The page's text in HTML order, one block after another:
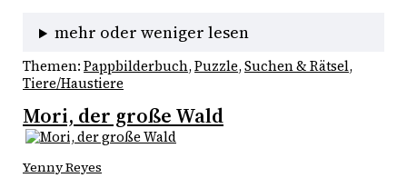
mehr oder weniger lesen
Themen: Pappbilderbuch, Puzzle, Suchen & Rätsel
Tiere/Haustiere
Mori, der große Wald
Yenny Reyes